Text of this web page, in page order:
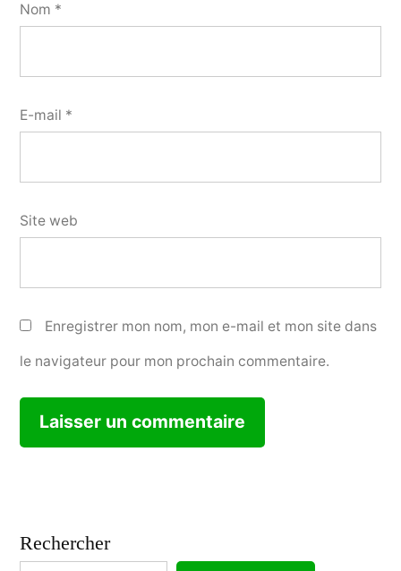
Nom *
E-mail *
Site web
Enregistrer mon nom, mon e-mail et mon site dans
le navigateur pour mon prochain commentaire.
Rechercher